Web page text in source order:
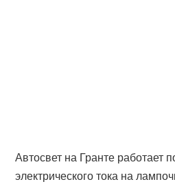
Автосвет на Гранте работает
электрического тока на